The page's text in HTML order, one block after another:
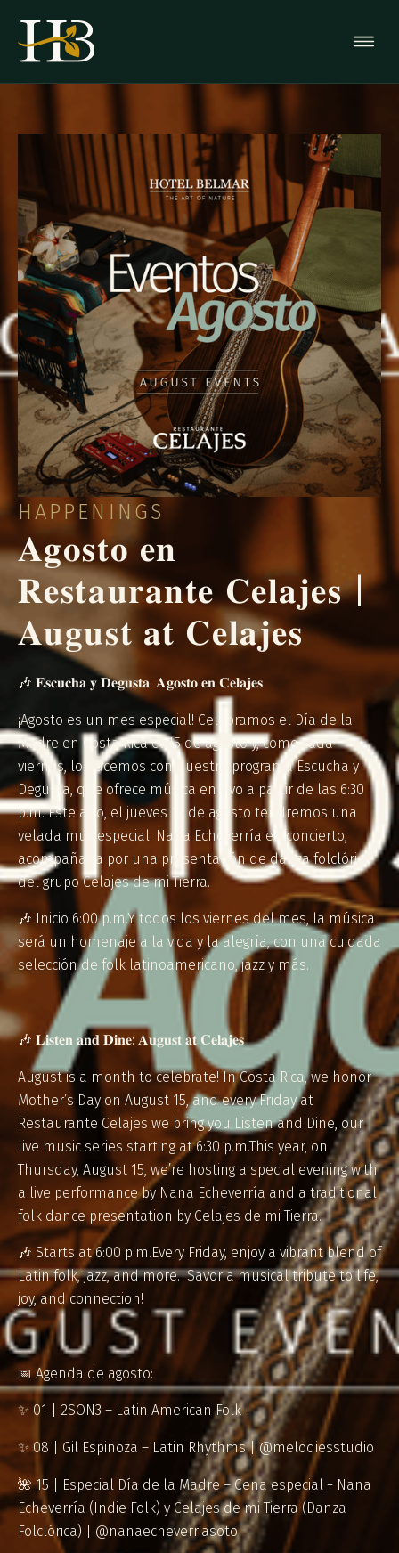
HAPPENINGS
𝐀𝐠𝐨𝐬𝐭𝐨 𝐞𝐧
𝐑𝐞𝐬𝐭𝐚𝐮𝐫𝐚𝐧𝐭𝐞 𝐂𝐞𝐥𝐚𝐣𝐞𝐬 |
𝐀𝐮𝐠𝐮𝐬𝐭 𝐚𝐭 𝐂𝐞𝐥𝐚𝐣𝐞𝐬
🎶 𝐄𝐬𝐜𝐮𝐜𝐡𝐚 𝐲 𝐃𝐞𝐠𝐮𝐬𝐭𝐚: 𝐀𝐠𝐨𝐬𝐭𝐨 𝐞𝐧 𝐂𝐞𝐥𝐚𝐣𝐞𝐬
¡Agosto es un mes especial! Celebramos el Día de la
Madre en Costa Rica el 15 de agosto y, como cada
viernes, lo hacemos con nuestro programa Escucha y
Degusta, que ofrece música en vivo a partir de las 6:30
p.m. Este año, el jueves 15 de agosto tendremos una
velada muy especial: Nana Echeverría en concierto,
acompañada por una presentación de danza folclórica
del grupo Celajes de mi Tierra.
🎶 Inicio 6:00 p.m.Y todos los viernes del mes, la música
será un homenaje a la vida y la alegría, con una cuidada
selección de folk latinoamericano, jazz y más.
🎶 𝐋𝐢𝐬𝐭𝐞𝐧 𝐚𝐧𝐝 𝐃𝐢𝐧𝐞: 𝐀𝐮𝐠𝐮𝐬𝐭 𝐚𝐭 𝐂𝐞𝐥𝐚𝐣𝐞𝐬
August is a month to celebrate! In Costa Rica, we honor
Mother’s Day on August 15, and every Friday at
Restaurante Celajes we bring you Listen and Dine, our
live music series starting at 6:30 p.m.This year, on
Thursday, August 15, we’re hosting a special evening with
a live performance by Nana Echeverría and a traditional
folk dance presentation by Celajes de mi Tierra.
🎶 Starts at 6:00 p.m.Every Friday, enjoy a vibrant blend of
Latin folk, jazz, and more. Savor a musical tribute to life,
joy, and connection!
📅 Agenda de agosto:
✨ 01 | 2SON3 – Latin American Folk |
✨ 08 | Gil Espinoza – Latin Rhythms | @melodiesstudio
🌺 15 | Especial Día de la Madre – Cena especial + Nana
Echeverría (Indie Folk) y Celajes de mi Tierra (Danza
Folclórica) | @nanaecheverriasoto